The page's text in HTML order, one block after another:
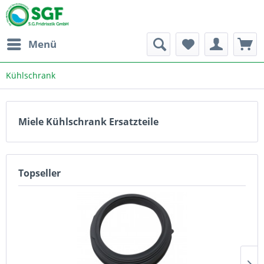
Menü
Kühlschrank
Miele Kühlschrank Ersatzteile
Topseller